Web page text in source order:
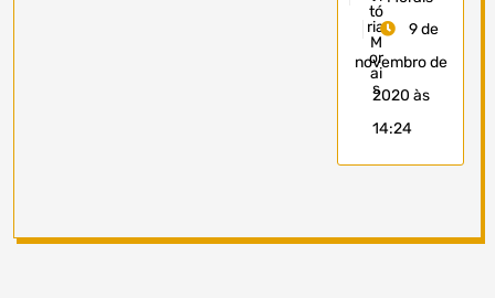
9 de
novembro de
2020 às
14:24